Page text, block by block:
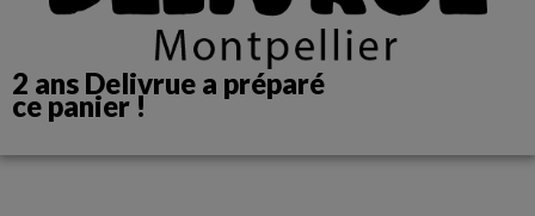
2 ans Delivrue a préparé
ce panier !